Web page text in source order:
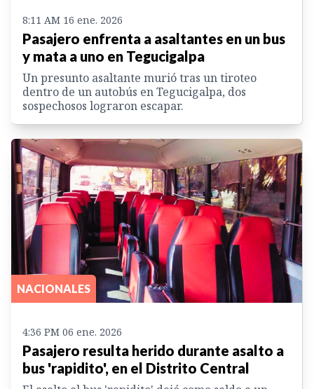
8:11 AM 16 ene. 2026
Pasajero enfrenta a asaltantes en un bus
y mata a uno en Tegucigalpa
Un presunto asaltante murió tras un tiroteo
dentro de un autobús en Tegucigalpa, dos
sospechosos lograron escapar.
NACIONALES
4:36 PM 06 ene. 2026
Pasajero resulta herido durante asalto a
bus 'rapidito', en el Distrito Central